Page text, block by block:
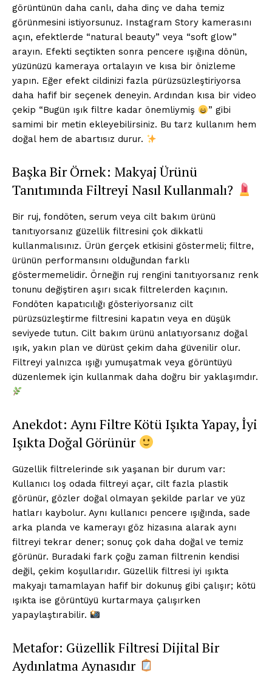
görüntünün daha canlı, daha dinç ve daha temiz
görünmesini istiyorsunuz. Instagram Story kamerasını
açın, efektlerde “natural beauty” veya “soft glow”
arayın. Efekti seçtikten sonra pencere ışığına dönün,
yüzünüzü kameraya ortalayın ve kısa bir önizleme
yapın. Eğer efekt cildinizi fazla pürüzsüzleştiriyorsa
daha hafif bir seçenek deneyin. Ardından kısa bir video
çekip “Bugün ışık filtre kadar önemliymiş
” gibi
samimi bir metin ekleyebilirsiniz. Bu tarz kullanım hem
doğal hem de abartısız durur.
Başka Bir Örnek: Makyaj Ürünü
Tanıtımında Filtreyi Nasıl Kullanmalı?
Bir ruj, fondöten, serum veya cilt bakım ürünü
tanıtıyorsanız güzellik filtresini çok dikkatli
kullanmalısınız. Ürün gerçek etkisini göstermeli; filtre,
ürünün performansını olduğundan farklı
göstermemelidir. Örneğin ruj rengini tanıtıyorsanız renk
tonunu değiştiren aşırı sıcak filtrelerden kaçının.
Fondöten kapatıcılığı gösteriyorsanız cilt
pürüzsüzleştirme filtresini kapatın veya en düşük
seviyede tutun. Cilt bakım ürünü anlatıyorsanız doğal
ışık, yakın plan ve dürüst çekim daha güvenilir olur.
Filtreyi yalnızca ışığı yumuşatmak veya görüntüyü
düzenlemek için kullanmak daha doğru bir yaklaşımdır.
Anekdot: Aynı Filtre Kötü Işıkta Yapay, İyi
Işıkta Doğal Görünür
Güzellik filtrelerinde sık yaşanan bir durum var:
Kullanıcı loş odada filtreyi açar, cilt fazla plastik
görünür, gözler doğal olmayan şekilde parlar ve yüz
hatları kaybolur. Aynı kullanıcı pencere ışığında, sade
arka planda ve kamerayı göz hizasına alarak aynı
filtreyi tekrar dener; sonuç çok daha doğal ve temiz
görünür. Buradaki fark çoğu zaman filtrenin kendisi
değil, çekim koşullarıdır. Güzellik filtresi iyi ışıkta
makyajı tamamlayan hafif bir dokunuş gibi çalışır; kötü
ışıkta ise görüntüyü kurtarmaya çalışırken
yapaylaştırabilir.
Metafor: Güzellik Filtresi Dijital Bir
Aydınlatma Aynasıdır